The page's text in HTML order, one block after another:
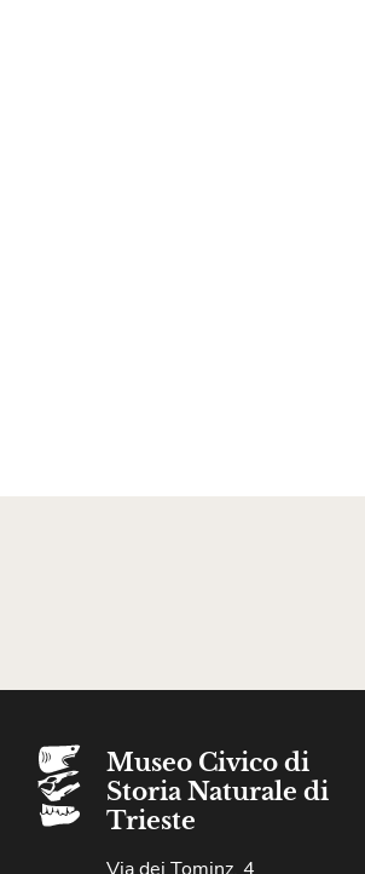
Museo Civico di
Storia Naturale di
Trieste